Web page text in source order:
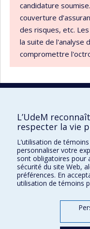
candidature
couverture
des risques, etc.
la suite de l'analyse
compromettre
UdeM
3744, rue Jean-Brillant
Bureau 581, 5e étage
Montréal (Québec)
Canada H3T 1P1
Pour nous joindre
L’UdeM
respecter la vie
L’utilisation de
personnaliser votre
sont obligatoires pour
sécurité du site Web,
préférences. En
utilisation de témoins